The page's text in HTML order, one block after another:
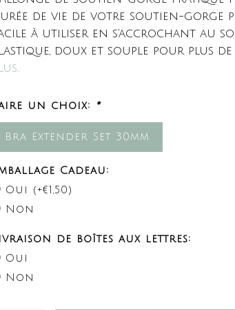
de vie de votre soutien-gorge
à utiliser en s'accrochant au
doux et souple pour plus
un choix: *
Bra Extender Set 30mm
Cadeau:
Oui (+€1,50)
Non
de boîtes aux lettres:
Oui
Non